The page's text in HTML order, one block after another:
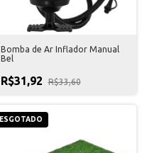
Bomba de Ar Inflador Manual
Bel
R$31,92 R$33,60
ESGOTADO